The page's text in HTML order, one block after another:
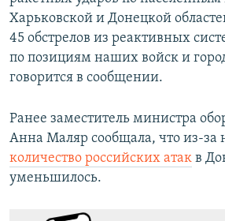
Харьковской и Донецкой
45 обстрелов из реактивных
по позициям наших войск и
говорится в сообщении.
Ранее заместитель министра
Анна Маляр сообщала, что из-за
количество российских атак в
уменьшилось.